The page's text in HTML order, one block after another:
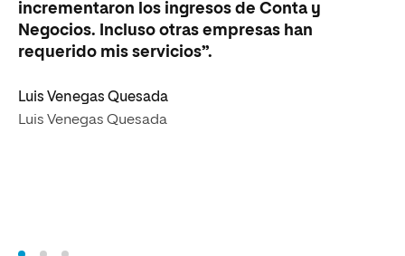
incrementaron los ingresos de Conta y
Negocios. Incluso otras empresas han
requerido mis servicios”.
Luis Venegas Quesada
Luis Venegas Quesada